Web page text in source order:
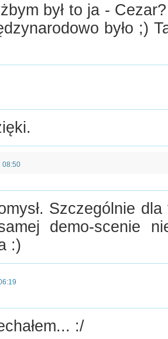
był to ja -
było ;)
08:50
Szczególnie
demo-scenie
:)
:/